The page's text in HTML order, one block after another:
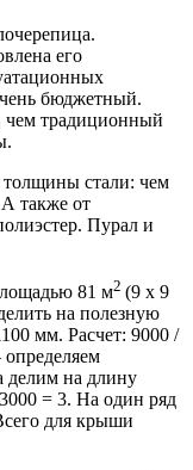
его
бюджетный.
традиционный
толщины стали: чем
также от
Пурал и
81 м2 (9 х 9
на полезную
мм. Расчет: 9000 /
определяем
делим на длину
= 3. На один ряд
для крыши